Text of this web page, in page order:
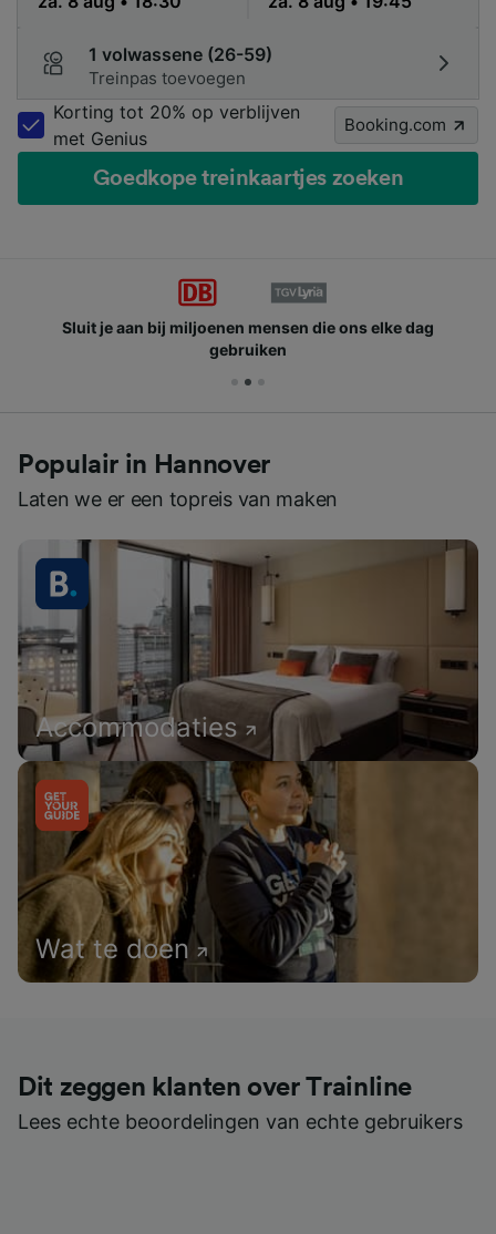
1 volwassene (26-59)
Treinpas toevoegen
Korting tot 20% op verblijven
met Genius
Booking.com
Goedkope treinkaartjes zoeken
Sluit je aan bij miljoenen mensen die ons elke dag
gebruiken
Populair in Hannover
Laten we er een topreis van maken
Accommodaties
Wat te doen
Dit zeggen klanten over Trainline
Lees echte beoordelingen van echte gebruikers